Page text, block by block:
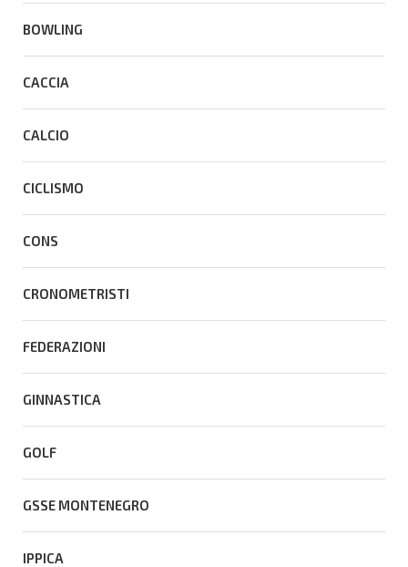
BOWLING
CACCIA
CALCIO
CICLISMO
CONS
CRONOMETRISTI
FEDERAZIONI
GINNASTICA
GOLF
GSSE MONTENEGRO
IPPICA